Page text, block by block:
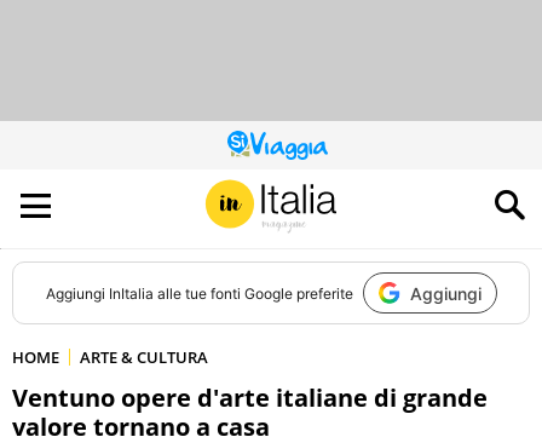
QUESTO
SITO
CONTRIBUISCE
ALL’AUDIENCE
DI
Aggiungi InItalia alle tue fonti Google preferite Aggiungi
HOME ARTE & CULTURA
Ventuno opere d'arte italiane di grande
valore tornano a casa